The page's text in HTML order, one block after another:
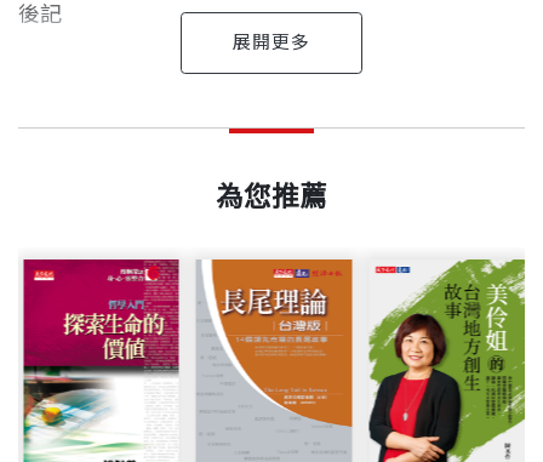
究生涯有興趣的人分享……
後記
附錄一 重大事件表
附錄三 你喜歡當炮灰嗎？請來考研究所
附錄五 延伸閱讀
整個大自然的每一樣或每一部分，
或是說我們目前所知的全部真理的概略。
事實上我們所知道的一切都只是某種概略，
因為我們知道我們仍舊不知道所有的定律。
所以我們學了的東西將來還會被推翻，
或者更可能的是，會被修正。
以科學為事業、以其他嗜好為副。東海大學生物系畢
理研究所醱酵部所長、國立陽明大學遺傳所所長，現
任該所教授。 除了分子生物學及遺傳學方面的教學研
究之外，亦熱中於科學哲學方面的探討，曾開《現代
生物學思潮》之實驗性課程。目前在撰寫一部現代分
子遺傳學發展史。合著（譯）過《現代生物1984》、
出版日期 1998/09/30
出版社 天下文化
裝幀
為您推薦